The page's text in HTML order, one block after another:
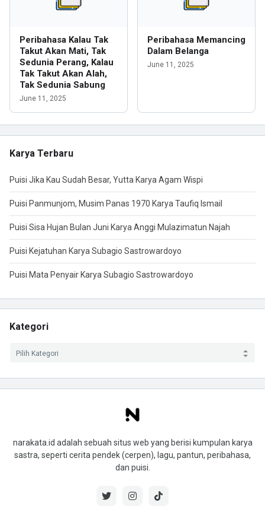
Peribahasa Kalau Tak
Takut Akan Mati, Tak
Sedunia Perang, Kalau
Tak Takut Akan Alah,
Tak Sedunia Sabung
June 11, 2025
Peribahasa Memancing
Dalam Belanga
June 11, 2025
Karya Terbaru
Puisi Jika Kau Sudah Besar, Yutta Karya Agam Wispi
Puisi Panmunjom, Musim Panas 1970 Karya Taufiq Ismail
Puisi Sisa Hujan Bulan Juni Karya Anggi Mulazimatun Najah
Puisi Kejatuhan Karya Subagio Sastrowardoyo
Puisi Mata Penyair Karya Subagio Sastrowardoyo
Kategori
narakata.id adalah sebuah situs web yang berisi kumpulan karya
sastra, seperti cerita pendek (cerpen), lagu, pantun, peribahasa,
dan puisi.